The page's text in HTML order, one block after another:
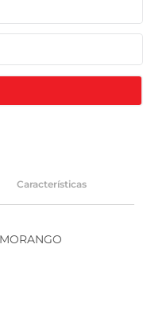
Características